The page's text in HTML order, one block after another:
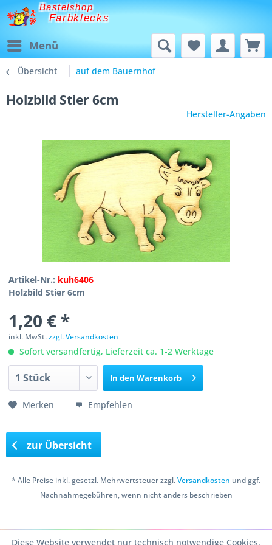
Bastelshop
Farbklecks
Menü
Übersicht auf dem Bauernhof
Holzbild Stier 6cm
Hersteller-Angaben
Artikel-Nr.: kuh6406
Holzbild Stier 6cm
1,20 € *
inkl. MwSt.zzgl. Versandkosten
Sofort versandfertig, Lieferzeit ca. 1-2 Werktage
In den Warenkorb
Merken Empfehlen
zur Übersicht
* Alle Preise inkl. gesetzl. Mehrwertsteuer zzgl.Versandkosten und ggf.
Nachnahmegebühren, wenn nicht anders beschrieben
Diese Website verwendet nur technisch notwendige Cookies.